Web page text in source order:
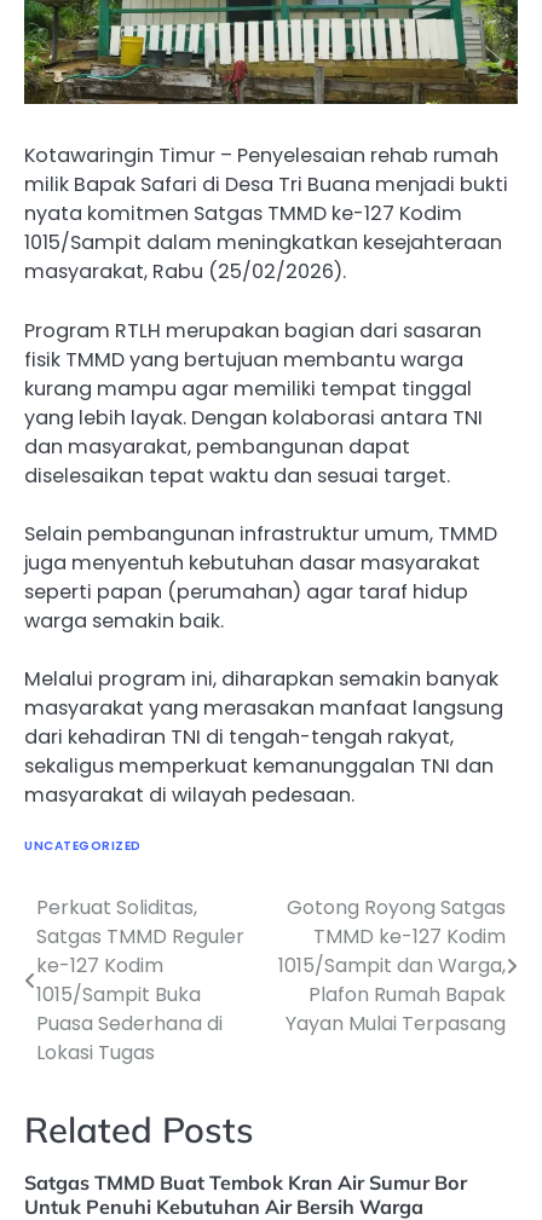
Kotawaringin Timur – Penyelesaian rehab rumah
milik Bapak Safari di Desa Tri Buana menjadi bukti
nyata komitmen Satgas TMMD ke-127 Kodim
1015/Sampit dalam meningkatkan kesejahteraan
masyarakat, Rabu (25/02/2026).
Program RTLH merupakan bagian dari sasaran
fisik TMMD yang bertujuan membantu warga
kurang mampu agar memiliki tempat tinggal
yang lebih layak. Dengan kolaborasi antara TNI
dan masyarakat, pembangunan dapat
diselesaikan tepat waktu dan sesuai target.
Selain pembangunan infrastruktur umum, TMMD
juga menyentuh kebutuhan dasar masyarakat
seperti papan (perumahan) agar taraf hidup
warga semakin baik.
Melalui program ini, diharapkan semakin banyak
masyarakat yang merasakan manfaat langsung
dari kehadiran TNI di tengah-tengah rakyat,
sekaligus memperkuat kemanunggalan TNI dan
masyarakat di wilayah pedesaan.
UNCATEGORIZED
Navigasi
pos
Perkuat Soliditas,
Satgas TMMD Reguler
ke-127 Kodim
1015/Sampit Buka
Puasa Sederhana di
Lokasi Tugas
Gotong Royong Satgas
TMMD ke-127 Kodim
1015/Sampit dan Warga,
Plafon Rumah Bapak
Yayan Mulai Terpasang
Related Posts
Satgas TMMD Buat Tembok Kran Air Sumur Bor
Untuk Penuhi Kebutuhan Air Bersih Warga